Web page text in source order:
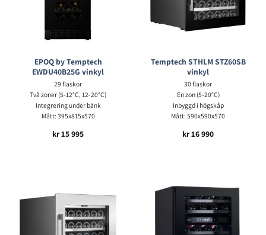
EPOQ by Temptech
EWDU40B25G vinkyl
29 flaskor
Två zoner (5-12°C, 12-20°C)
Integrering under bänk
Mått: 395x815x570
kr15 995
Temptech STHLM STZ60SB
vinkyl
30 flaskor
En zon (5-20°C)
Inbyggd i högskåp
Mått: 590x590x570
kr16 990